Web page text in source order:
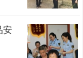
安